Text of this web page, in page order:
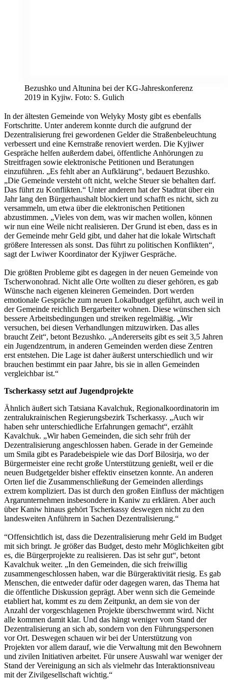
Bezushko und Altunina bei der KG-Jahreskonferenz
2019 in Kyjiw. Foto: S. Gulich
In der ältesten Gemeinde von Welyky Mosty gibt es ebenfalls
Fortschritte. Unter anderem konnte durch die aufgrund der
Dezentralisierung frei gewordenen Gelder die Straßenbeleuchtung
verbessert und eine Kernstraße renoviert werden. Die Kyjiwer
Gespräche helfen außerdem dabei, öffentliche Anhörungen zu
Streitfragen sowie elektronische Petitionen und Beratungen
einzuführen. „Es fehlt aber an Aufklärung“, bedauert Bezushko.
„Die Gemeinde versteht oft nicht, welche Steuer sie behalten darf.
Das führt zu Konflikten.“ Unter anderem hat der Stadtrat über ein
Jahr lang den Bürgerhaushalt blockiert und schafft es nicht, sich zu
versammeln, um etwa über die elektronischen Petitionen
abzustimmen. „Vieles von dem, was wir machen wollen, können
wir nun eine Weile nicht realisieren. Der Grund ist eben, dass es in
der Gemeinde mehr Geld gibt, und daher hat die lokale Wirtschaft
größere Interessen als sonst. Das führt zu politischen Konflikten“,
sagt der Lwiwer Koordinator der Kyjiwer Gespräche.
Die größten Probleme gibt es dagegen in der neuen Gemeinde von
Tscherwonohrad. Nicht alle Orte wollten zu dieser gehören, es gab
Wünsche nach eigenen kleineren Gemeinden. Dort werden
emotionale Gespräche zum neuen Lokalbudget geführt, auch weil in
der Gemeinde reichlich Bergarbeiter wohnen. Diese wünschen sich
bessere Arbeitsbedingungen und streiken regelmäßig. „Wir
versuchen, bei diesen Verhandlungen mitzuwirken. Das alles
braucht Zeit“, betont Bezushko. „Andererseits gibt es seit 3,5 Jahren
ein Jugendzentrum, in anderen Gemeinden werden diese Zentren
erst entstehen. Die Lage ist daher äußerst unterschiedlich und wir
brauchen bestimmt ein paar Jahre, bis sie in allen Gemeinden
vergleichbar ist.“
Tscherkassy setzt auf Jugendprojekte
Ähnlich äußert sich Tatsiana Kavalchuk, Regionalkoordinatorin im
zentralukrainischen Regierungsbezirk Tscherkassy. „Auch wir
haben sehr unterschiedliche Erfahrungen gemacht“, erzählt
Kavalchuk. „Wir haben Gemeinden, die sich sehr früh der
Dezentralisierung angeschlossen haben. Gerade in der Gemeinde
um Smila gibt es Paradebeispiele wie das Dorf Bilosirja, wo der
Bürgermeister eine recht große Unterstützung genießt, weil er die
neuen Budgetgelder bisher effektiv einsetzen konnte. An anderen
Orten lief die Zusammenschließung der Gemeinden allerdings
extrem kompliziert. Das ist durch den großen Einfluss der mächtigen
Argarunternehmen insbesondere in Kaniw zu erklären. Aber auch
über Kaniw hinaus gehört Tscherkassy deswegen nicht zu den
landesweiten Anführern in Sachen Dezentralisierung.“
“Offensichtlich ist, dass die Dezentralisierung mehr Geld im Budget
mit sich bringt. Je größer das Budget, desto mehr Möglichkeiten gibt
es, die Bürgerprojekte zu realisieren. Das ist sehr gut“, betont
Kavalchuk weiter. „In den Gemeinden, die sich freiwillig
zusammengeschlossen haben, war die Bürgeraktivität riesig. Es gab
Menschen, die entweder dafür oder dagegen waren, das Thema hat
die öffentliche Diskussion geprägt. Aber wenn sich die Gemeinde
etabliert hat, kommt es zu dem Zeitpunkt, an dem sie von der
Anzahl der vorgeschlagenen Projekte überschwemmt wird. Nicht
alle kommen damit klar. Und das hängt weniger vom Stand der
Dezentralisierung an sich ab, sondern von den Führungspersonen
vor Ort. Deswegen schauen wir bei der Unterstützung von
Projekten vor allem darauf, wie die Verwaltung mit den Bewohnern
und zivilen Initiativen arbeitet. Für unsere Auswahl war weniger der
Stand der Vereinigung an sich als vielmehr das Interaktionsniveau
mit der Zivilgesellschaft wichtig.“